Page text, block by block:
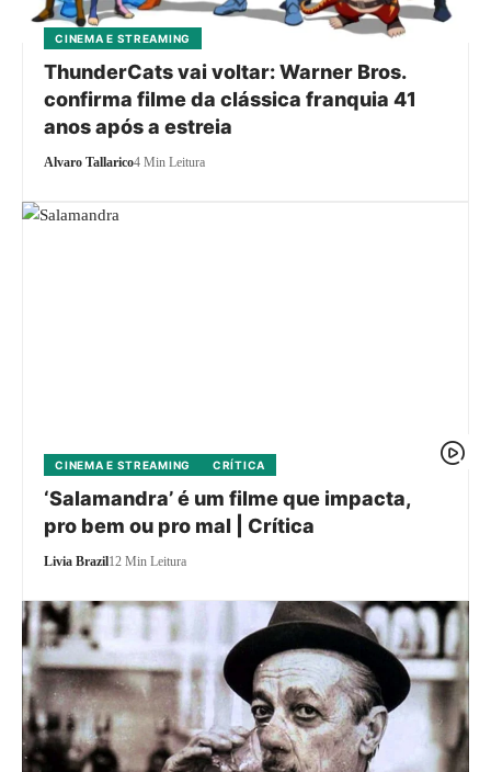
CINEMA E STREAMING
ThunderCats vai voltar: Warner Bros.
confirma filme da clássica franquia 41
anos após a estreia
Alvaro Tallarico4 Min Leitura
CINEMA E STREAMING CRÍTICA
‘Salamandra’ é um filme que impacta,
pro bem ou pro mal | Crítica
Livia Brazil12 Min Leitura